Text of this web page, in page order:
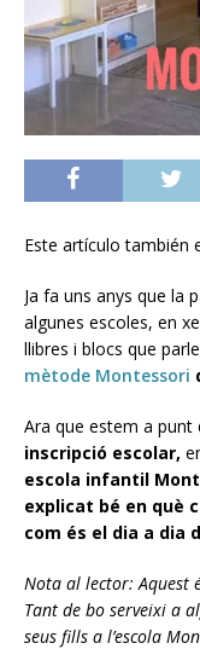
Este artículo también
Ja fa uns anys que la
algunes escoles, en
llibres i blocs que
mètode Montessori
Ara que estem a punt
inscripció escolar,
escola infantil
explicat bé en què
com és el dia a dia
Nota al lector: Aquest
Tant de bo serveixi a
seus fills a l’escola